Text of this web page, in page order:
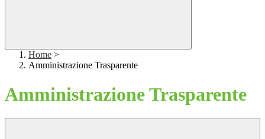
Home >
Amministrazione Trasparente
Amministrazione Trasparente